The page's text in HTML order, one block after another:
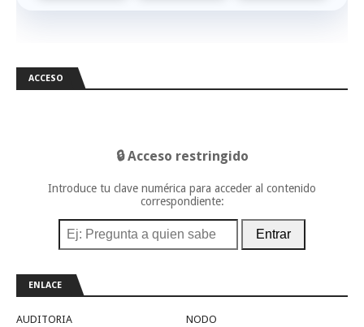
ACCESO
🔒 Acceso restringido
Introduce tu clave numérica para acceder al contenido
correspondiente:
Entrar
ENLACE
AUDITORIA
NODO